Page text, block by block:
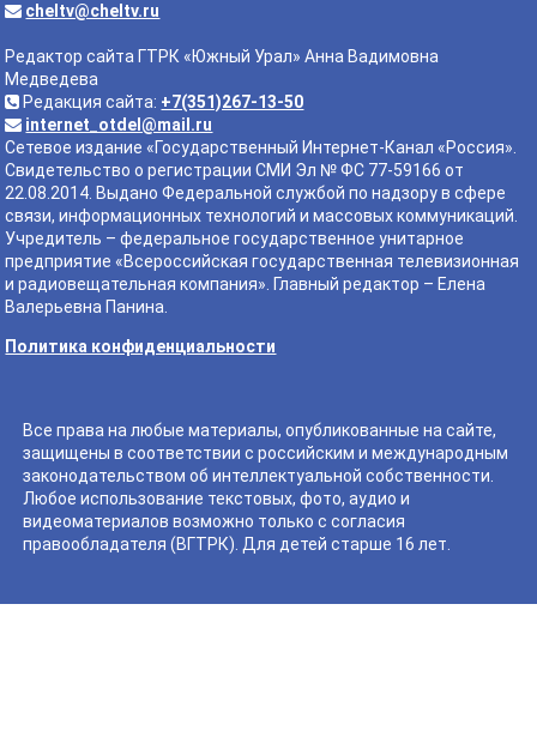
cheltv@cheltv.ru
Редактор сайта ГТРК «Южный Урал» Анна Вадимовна
Медведева
Редакция сайта: +7(351)267-13-50
internet_otdel@mail.ru
Сетевое издание «Государственный Интернет-Канал «Россия».
Свидетельство о регистрации СМИ Эл № ФС 77-59166 от
22.08.2014. Выдано Федеральной службой по надзору в сфере
связи, информационных технологий и массовых коммуникаций.
Учредитель – федеральное государственное унитарное
предприятие «Всероссийская государственная телевизионная
и радиовещательная компания». Главный редактор – Елена
Валерьевна Панина.
Политика конфиденциальности
Все права на любые материалы, опубликованные на сайте,
защищены в соответствии с российским и международным
законодательством об интеллектуальной собственности.
Любое использование текстовых, фото, аудио и
видеоматериалов возможно только с согласия
правообладателя (ВГТРК). Для детей старше 16 лет.